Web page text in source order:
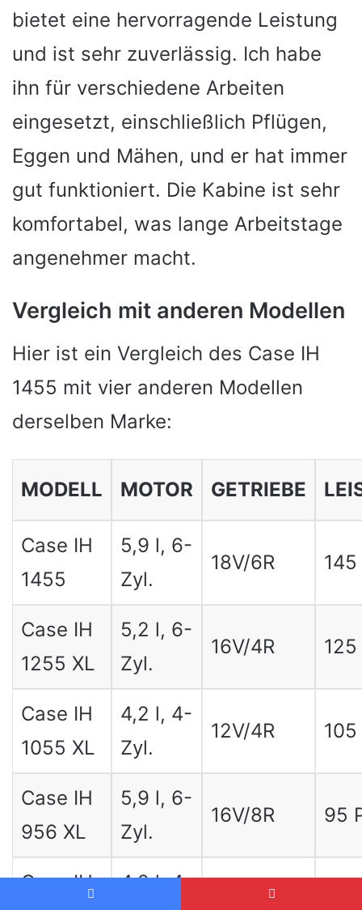
bietet eine hervorragende Leistung
und ist sehr zuverlässig. Ich habe
ihn für verschiedene Arbeiten
eingesetzt, einschließlich Pflügen,
Eggen und Mähen, und er hat immer
gut funktioniert. Die Kabine ist sehr
komfortabel, was lange Arbeitstage
angenehmer macht.
Vergleich mit anderen Modellen
Hier ist ein Vergleich des Case IH
1455 mit vier anderen Modellen
derselben Marke:
MODELL MOTOR GETRIEBE
Case IH
1455
5,9 l, 6-
Zyl.
18V/6R 145
Case IH
1255 XL
5,2 l, 6-
Zyl.
16V/4R 125
Case IH
1055 XL
4,2 l, 4-
Zyl.
12V/4R 105
Case IH
956 XL
5,9 l, 6-
Zyl.
16V/8R 95
Case IH
4,2 l, 4-
12V/4R